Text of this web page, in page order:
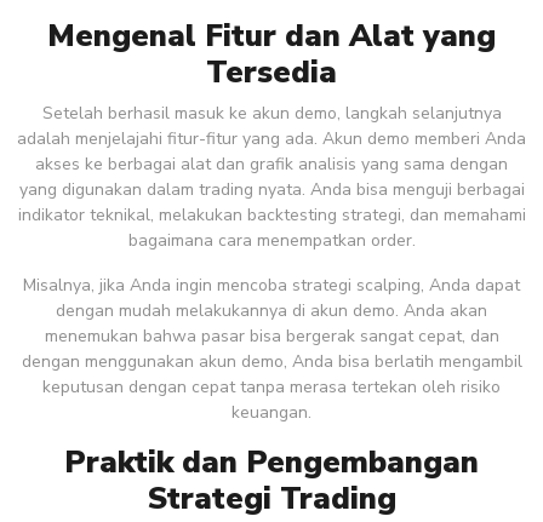
Mengenal Fitur dan Alat yang
Tersedia
Setelah berhasil masuk ke akun demo, langkah selanjutnya
adalah menjelajahi fitur-fitur yang ada. Akun demo memberi Anda
akses ke berbagai alat dan grafik analisis yang sama dengan
yang digunakan dalam trading nyata. Anda bisa menguji berbagai
indikator teknikal, melakukan backtesting strategi, dan memahami
bagaimana cara menempatkan order.
Misalnya, jika Anda ingin mencoba strategi scalping, Anda dapat
dengan mudah melakukannya di akun demo. Anda akan
menemukan bahwa pasar bisa bergerak sangat cepat, dan
dengan menggunakan akun demo, Anda bisa berlatih mengambil
keputusan dengan cepat tanpa merasa tertekan oleh risiko
keuangan.
Praktik dan Pengembangan
Strategi Trading